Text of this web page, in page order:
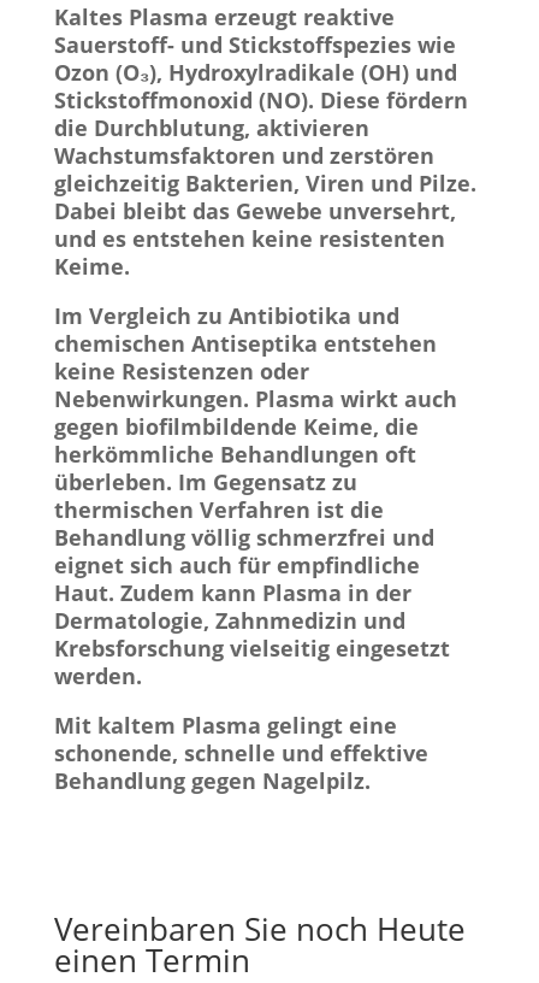
Kaltes Plasma erzeugt reaktive
Sauerstoff- und Stickstoffspezies wie
Ozon (O₃), Hydroxylradikale (OH) und
Stickstoffmonoxid (NO). Diese fördern
die Durchblutung, aktivieren
Wachstumsfaktoren und zerstören
gleichzeitig Bakterien, Viren und Pilze.
Dabei bleibt das Gewebe unversehrt,
und es entstehen keine resistenten
Keime.
Im Vergleich zu Antibiotika und
chemischen Antiseptika entstehen
keine Resistenzen oder
Nebenwirkungen. Plasma wirkt auch
gegen biofilmbildende Keime, die
herkömmliche Behandlungen oft
überleben. Im Gegensatz zu
thermischen Verfahren ist die
Behandlung völlig schmerzfrei und
eignet sich auch für empfindliche
Haut. Zudem kann Plasma in der
Dermatologie, Zahnmedizin und
Krebsforschung vielseitig eingesetzt
werden.
Mit kaltem Plasma gelingt eine
schonende, schnelle und effektive
Behandlung gegen Nagelpilz.
Vereinbaren Sie noch Heute
einen Termin